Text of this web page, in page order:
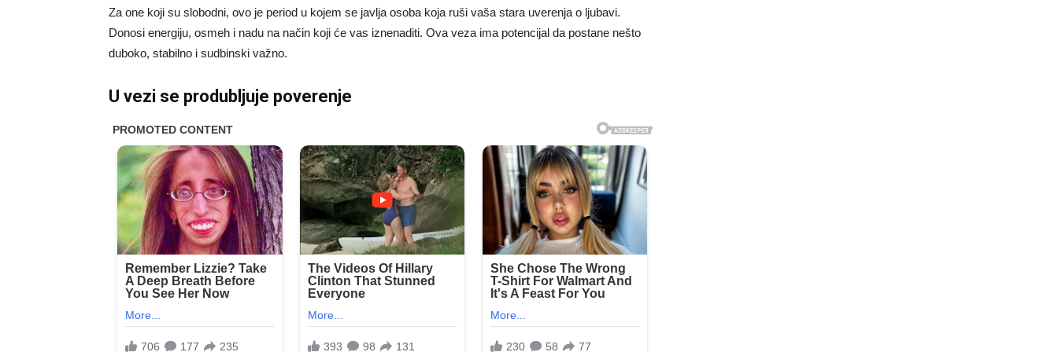
Za one koji su slobodni, ovo je period u kojem se javlja osoba koja ruši vaša stara uverenja o ljubavi.
Donosi energiju, osmeh i nadu na način koji će vas iznenaditi. Ova veza ima potencijal da postane nešto
duboko, stabilno i sudbinski važno.
U vezi se produbljuje poverenje